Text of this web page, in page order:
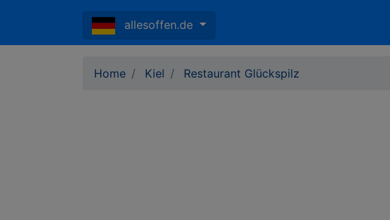
allesoffen.de
Home Kiel Restaurant Glückspilz